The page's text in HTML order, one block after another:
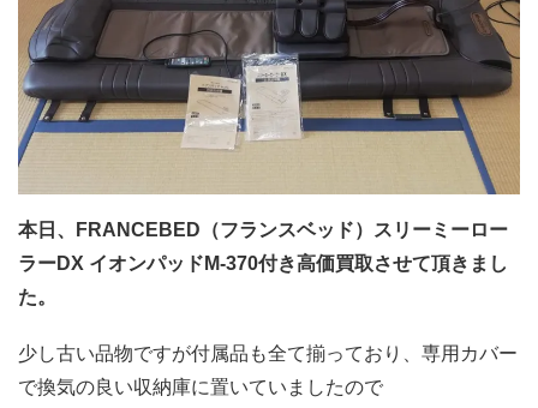
本日、FRANCEBED（フランスベッド）スリーミーロー
ラーDX イオンパッドM-370付き高価買取させて頂きまし
た。
少し古い品物ですが付属品も全て揃っており、専用カバー
で換気の良い収納庫に置いていましたので